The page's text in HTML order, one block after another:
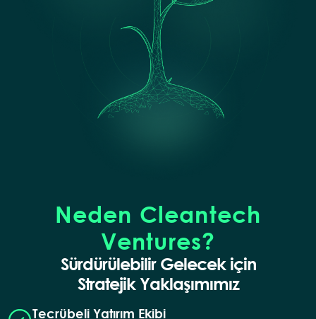
Neden Cleantech
Ventures?
Sürdürülebilir Gelecek için
Stratejik Yaklaşımımız
Tecrübeli Yatırım Ekibi​